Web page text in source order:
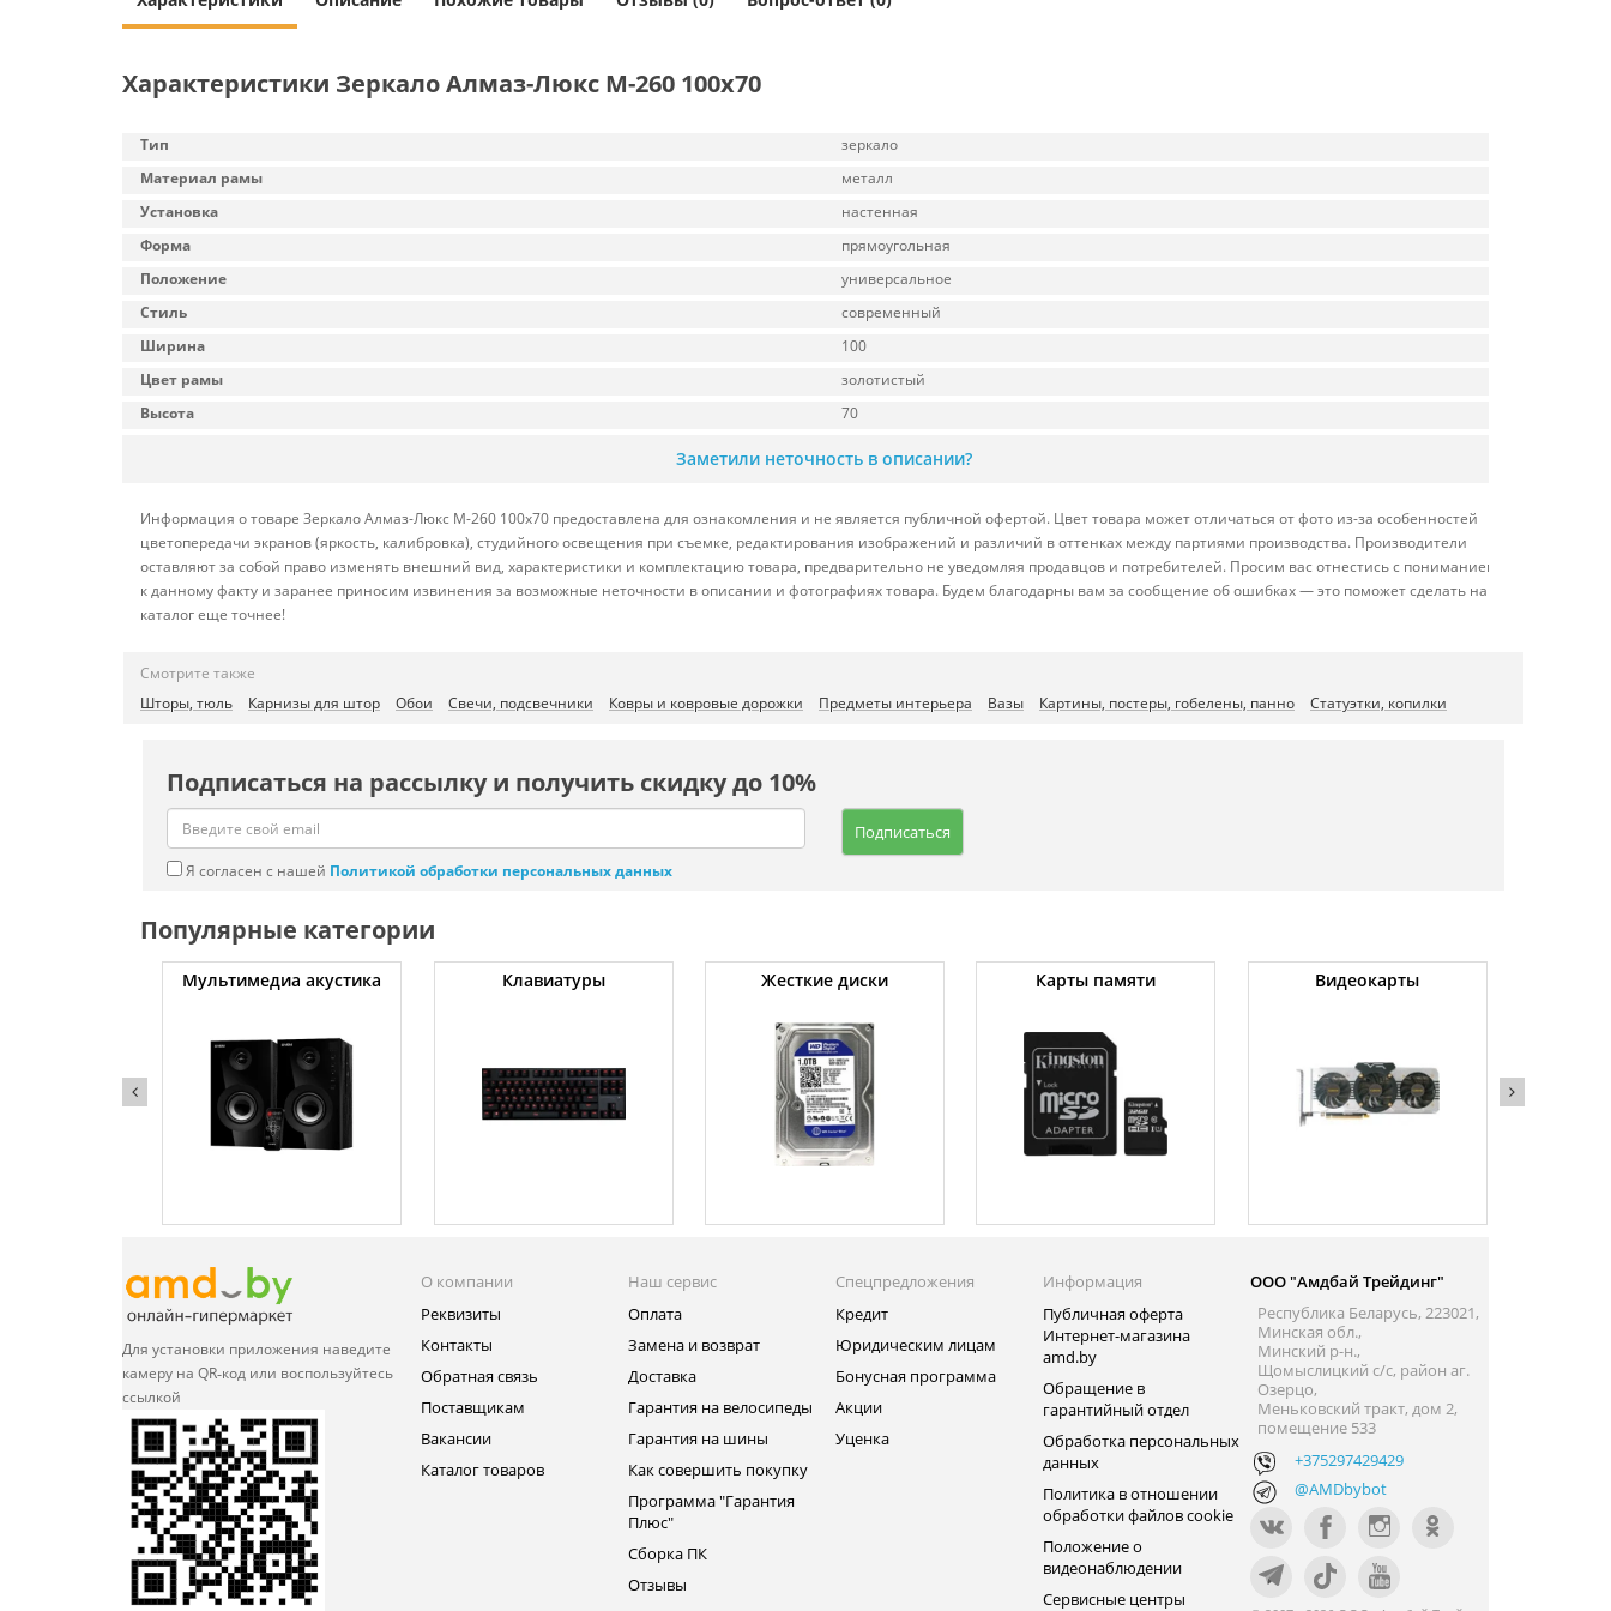
Характеристики Зеркало Алмаз-Люкс М-260 100х70
Тип
зеркало
Материал рамы
металл
Установка
настенная
Форма
прямоугольная
Положение
универсальное
Стиль
современный
Ширина
100
Цвет рамы
золотистый
Высота
70
Заметили неточность в описании?
Информация о товаре Зеркало Алмаз-Люкс М-260 100х70 предоставлена для ознакомления и не является публичной офертой. Цвет товара может отличаться от фото из-за особенностей
цветопередачи экранов (яркость, калибровка), студийного освещения при съемке, редактирования изображений и различий в оттенках между партиями производства. Производители
оставляют за собой право изменять внешний вид, характеристики и комплектацию товара, предварительно не уведомляя продавцов и потребителей. Просим вас отнестись с пониманием
к данному факту и заранее приносим извинения за возможные неточности в описании и фотографиях товара. Будем благодарны вам за сообщение об ошибках — это поможет сделать наш
каталог еще точнее!
Смотрите также
Шторы, тюль
Карнизы для штор Обои Свечи, подсвечники Ковры и ковровые дорожки Предметы интерьера Вазы Картины, постеры, гобелены, панно Статуэтки, копилки
Подписаться на рассылку и получить скидку до 10%
Подписаться
Я согласен с нашей Политикой обработки персональных данных
Популярные категории
Мультимедиа акустика Клавиатуры Жесткие диски Карты памяти Видеокарты
Для установки приложения наведите
камеру на QR‑код или воспользуйтесь
ссылкой
О компании
Реквизиты
Контакты
Обратная связь
Поставщикам
Вакансии
Каталог товаров
Наш сервис
Оплата
Замена и возврат
Доставка
Гарантия на велосипеды
Гарантия на шины
Как совершить покупку
Программа "Гарантия
Плюс"
Сборка ПК
Отзывы
Спецпредложения
Кредит
Юридическим лицам
Бонусная программа
Акции
Уценка
Информация
Публичная оферта
Интернет-магазина
amd.by
Обращение в
гарантийный отдел
Обработка персональных
данных
Политика в отношении
обработки файлов cookie
Положение о
видеонаблюдении
Сервисные центры
ООО "Амдбай Трейдинг"
Республика Беларусь, 223021,
Минская обл.,
Минский р-н.,
Щомыслицкий с/с, район аг.
Озерцо,
Меньковский тракт, дом 2,
помещение 533
+375297429429
@AMDbybot